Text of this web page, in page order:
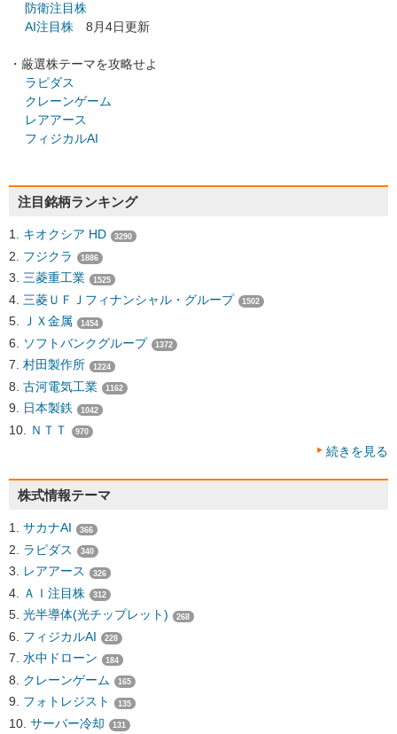
防衛注目株
AI注目株 8月4日更新
・厳選株テーマを攻略せよ
ラピダス
クレーンゲーム
レアアース
フィジカルAI
注目銘柄ランキング
キオクシア HD 3290
フジクラ 1886
三菱重工業 1525
三菱ＵＦＪフィナンシャル・グループ 1502
ＪＸ金属 1454
ソフトバンクグループ 1372
村田製作所 1224
古河電気工業 1162
日本製鉄 1042
ＮＴＴ 970
続きを見る
株式情報テーマ
サカナAI 366
ラピダス 340
レアアース 326
ＡＩ注目株 312
光半導体(光チップレット) 268
フィジカルAI 228
水中ドローン 184
クレーンゲーム 165
フォトレジスト 135
サーバー冷却 131